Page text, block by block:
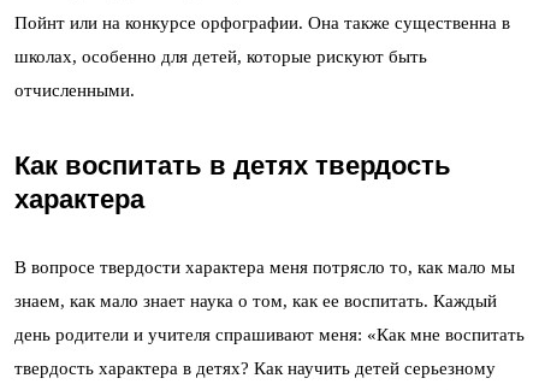
Пойнт или на конкурсе орфографии. Она также существенна в
школах, особенно для детей, которые рискуют быть
отчисленными.
Как воспитать в детях твердость
характера
В вопросе твердости характера меня потрясло то, как мало мы
знаем, как мало знает наука о том, как ее воспитать. Каждый
день родители и учителя спрашивают меня: «Как мне воспитать
твердость характера в детях? Как научить детей серьезному